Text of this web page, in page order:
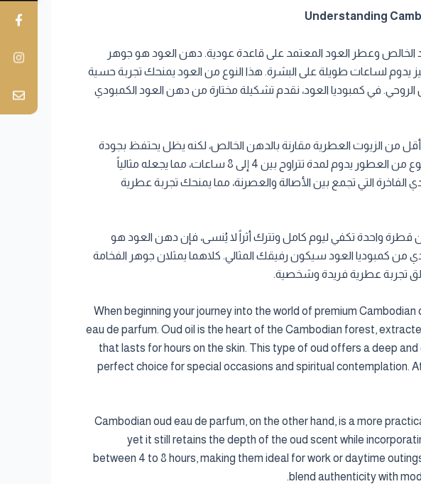
الخالص وعطر العود المعتمد على قاعدة عودية. دهن العود هو جوهر
يدوم لساعات طويلة على البشرة. هذا النوع من العود يمنحك تجربة حسية
الروحي. في كمبوديا العود، نقدم تشكيلة مختارة من دهن العود الكمبودي
أقل من الزيوت العطرية مقارنة بالدهن الخالص، لكنه يظل يحتفظ بجودة
الرائحة العودية العميقة مع إضافة لمسات عطرية أخرى مثل الزعفران أو الورد أو خشب الصندل. هذا النوع من العطور يدوم لمدة تتراوح بين 4 إلى 8 ساعات، مما يجعله مثالياً
التي تجمع بين الأصالة والعصرنة، مما يمنحك تجربة عطرية
واحدة تكفي ليوم كامل وتترك أثراً لا يُنسى، فإن دهن العود هو
من كمبوديا العود سيكون رفيقك المثالي. كلاهما يمثلان جوهر الفخامة
تجربة عطرية فريدة وشخصية.
When beginning your journey into the world of premium
eau de parfum. Oud oil is the heart of the Cambodian forest,
that lasts for hours on the skin. This type of oud offers a deep
perfect choice for special occasions and spiritual contemplation.
Cambodian oud eau de parfum, on the other hand, is a more
yet it still retains the depth of the oud scent while
between 4 to 8 hours, making them ideal for work or daytime
blend authenticity with